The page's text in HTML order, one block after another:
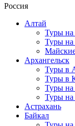
Россия
Алтай
Туры на
Туры
Архангельск
Туры в
Туры в
Туры
Туры
Астрахань
Байкал